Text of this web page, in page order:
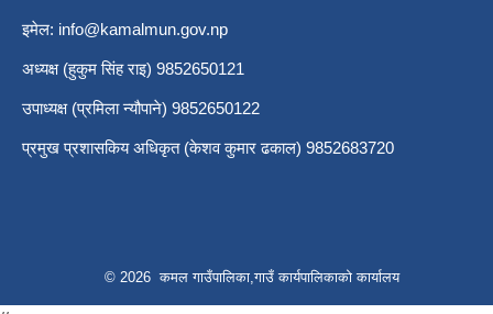
इमेल: info@kamalmun.gov.np
अध्यक्ष (हुकुम सिंह राइ) 9852650121
उपाध्यक्ष (प्रमिला न्यौपाने) 9852650122
प्रमुख प्रशासकिय अधिकृत (केशव कुमार ढकाल) 9852683720
© 2026 कमल गाउँपालिका,गाउँ कार्यपालिकाको कार्यालय